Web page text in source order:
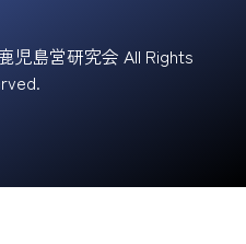
児島営研究会 All Rights